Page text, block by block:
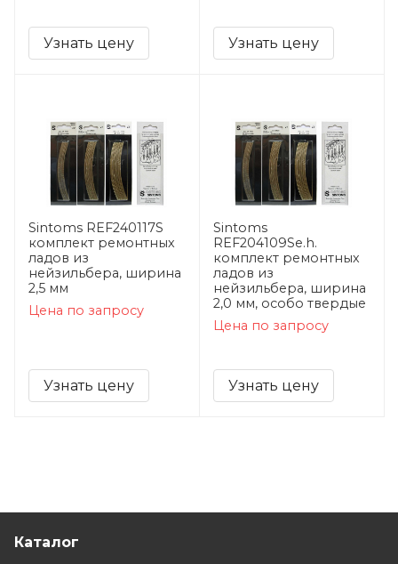
Узнать цену Узнать цену
Sintoms REF240117S
комплект ремонтных
ладов из
нейзильбера, ширина
2,5 мм
Цена по запросу
Узнать цену
Sintoms
REF204109Se.h.
комплект ремонтных
ладов из
нейзильбера, ширина
2,0 мм, особо твердые
Цена по запросу
Узнать цену
Каталог